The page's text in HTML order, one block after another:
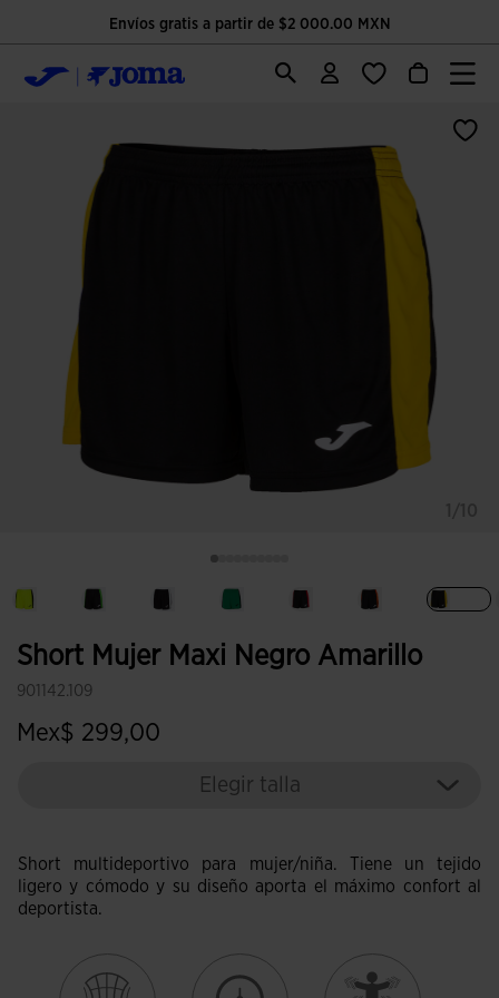
Envíos gratis a partir de $2 000.00 MXN
Short Mujer Maxi Negro Amarillo
901142.109
Mex$ 299,00
Elegir talla
Short multideportivo para mujer/niña. Tiene un tejido
ligero y cómodo y su diseño aporta el máximo confort al
deportista.